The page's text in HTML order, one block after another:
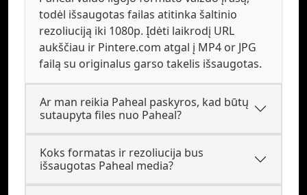
todėl išsaugotas failas atitinka šaltinio
rezoliuciją iki 1080p. Įdėti laikrodį URL
aukščiau ir Pintere.com atgal į MP4 or JPG
failą su originalus garso takelis išsaugotas.
Ar man reikia Paheal paskyros, kad būtų
sutaupyta files nuo Paheal?
Koks formatas ir rezoliucija bus
išsaugotas Paheal media?